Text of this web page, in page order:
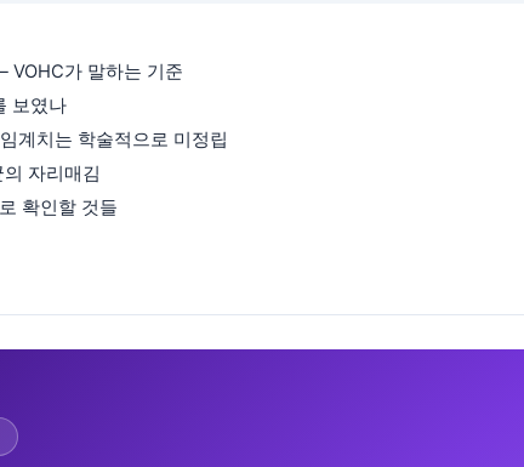
VOHC가 말하는 기준
보였나
계치는 학술적으로 미정립
자리매김
확인할 것들